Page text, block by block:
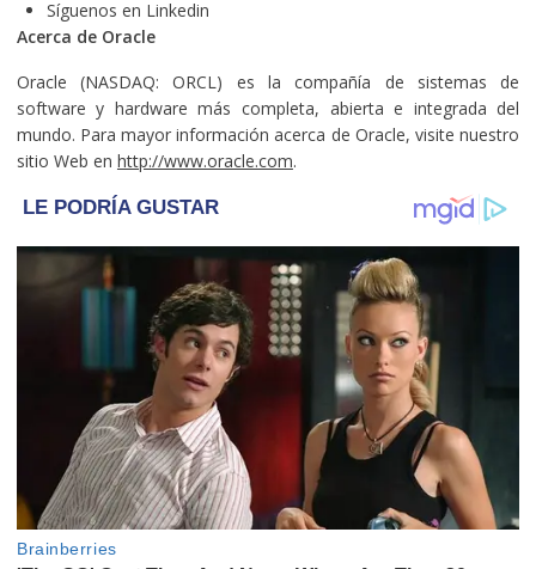
Síguenos en Linkedin
Acerca de Oracle
Oracle (NASDAQ: ORCL) es la compañía de sistemas de
software y hardware más completa, abierta e integrada del
mundo. Para mayor información acerca de Oracle, visite nuestro
sitio Web en http://www.oracle.com.